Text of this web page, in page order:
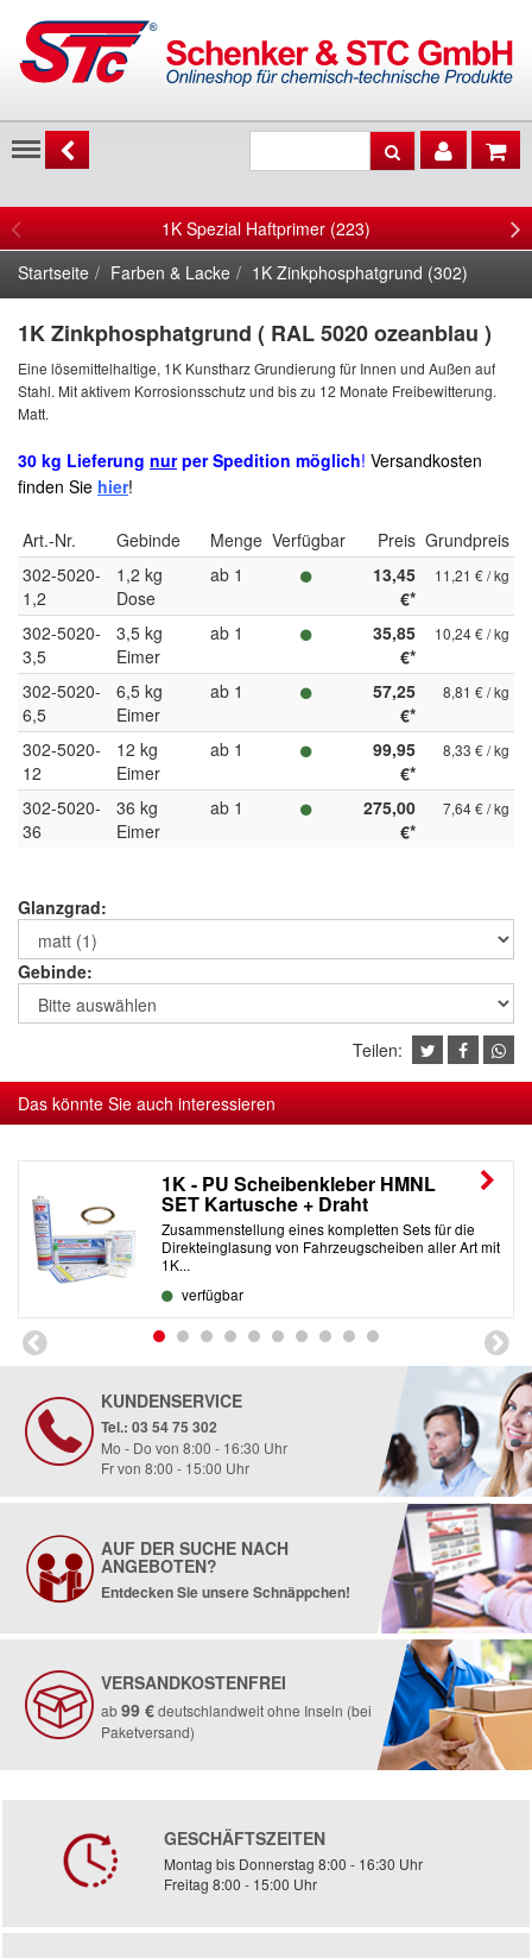
Menu
1K Spezial Haftprimer (223)
Startseite
Farben & Lacke 1K Zinkphosphatgrund (302)
1K Zinkphosphatgrund ( RAL 5020 ozeanblau )
Eine lösemittelhaltige, 1K Kunstharz Grundierung für Innen und Außen auf
Stahl. Mit aktivem Korrosionsschutz und bis zu 12 Monate Freibewitterung.
Matt.
30 kg Lieferung nurper Spedition möglich! Versandkosten
finden Sie hier!
Art.-Nr. Gebinde Menge Verfügbar Preis Grundpreis
302-5020-
1,2
1,2 kg
Dose
ab 1
13,45
€*
11,21 € / kg
302-5020-
3,5
3,5 kg
Eimer
ab 1
35,85
€*
10,24 € / kg
302-5020-
6,5
6,5 kg
Eimer
ab 1
57,25
€*
8,81 € / kg
302-5020-
12
12 kg
Eimer
ab 1
99,95
€*
8,33 € / kg
302-5020-
36
36 kg
Eimer
ab 1
275,00
€*
7,64 € / kg
Glanzgrad:
Gebinde:
Teilen:
Das könnte Sie auch interessieren
1K - PU Scheibenkleber HMNL
SET Kartusche + Draht
Zusammenstellung eines kompletten Sets für die
Direkteinglasung von Fahrzeugscheiben aller Art mit
1K...
verfügbar
KUNDENSERVICE
Tel.: 03 54 75 302
Mo - Do von 8:00 - 16:30 Uhr
Fr von 8:00 - 15:00 Uhr
AUF DER SUCHE NACH
ANGEBOTEN?
Entdecken Sie unsere Schnäppchen!
VERSANDKOSTENFREI
ab99 €deutschlandweit ohne Inseln (bei
Paketversand)
GESCHÄFTSZEITEN
Montag bis Donnerstag 8:00 - 16:30 Uhr
Freitag 8:00 - 15:00 Uhr